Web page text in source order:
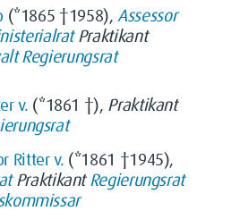
(*1865 †1958),Assessor
Praktikant
Regierungsrat
v. (*1861 †), Praktikant
Ritter v. (*1861 †1945),
Praktikant Regierungsrat